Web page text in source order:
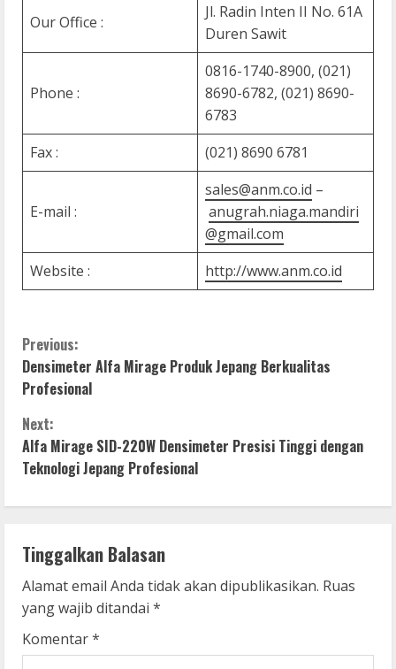
Our Office :
Jl. Radin Inten II No. 61A
Duren Sawit
Phone :
0816-1740-8900, (021)
8690-6782, (021) 8690-
6783
Fax :
(021) 8690 6781
E-mail :
sales@anm.co.id –
anugrah.niaga.mandiri
@gmail.com
Website :
http://www.anm.co.id
C
o
n
t
i
n
u
e
R
Previous:
Densimeter Alfa Mirage Produk Jepang Berkualitas
Profesional
Next:
Alfa Mirage SID-220W Densimeter Presisi Tinggi dengan
Teknologi Jepang Profesional
Tinggalkan Balasan
Alamat email Anda tidak akan dipublikasikan. Ruas
yang wajib ditandai *
Komentar*